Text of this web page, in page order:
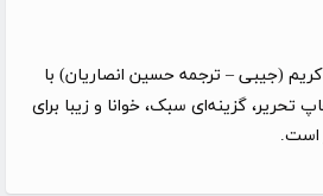
کریم (جیبی – ترجمه حسین انصاریان) با
گزینه‌ای سبک، خوانا و زیبا برای
است.